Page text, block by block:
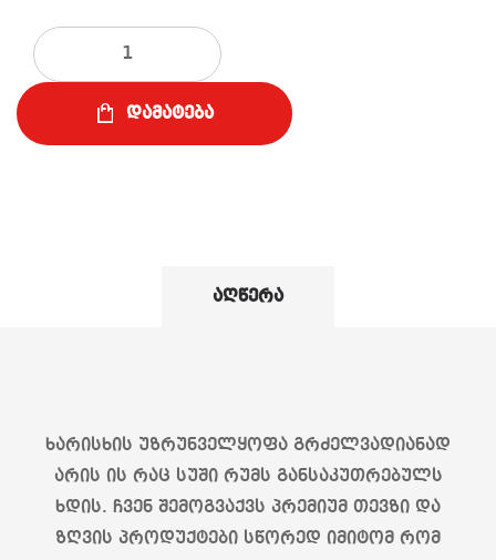
რაოდენობა
დამატება
აღწერა
ხარისხის უზრუნველყოფა გრძელვადიანად
არის ის რაც სუში რუმს განსაკუთრებულს
ხდის. ჩვენ შემოგვაქვს პრემიუმ თევზი და
ზღვის პროდუქტები სწორედ იმიტომ რომ